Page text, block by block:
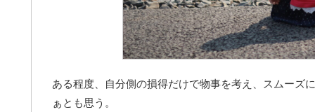
ある程度、自分側の損得だけで物事を考え、スムーズ
ぁとも思う。